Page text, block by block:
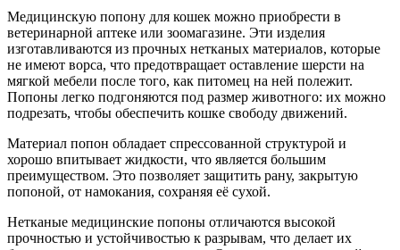
Медицинскую попону для кошек можно приобрести в
ветеринарной аптеке или зоомагазине. Эти изделия
изготавливаются из прочных нетканых материалов, которые
не имеют ворса, что предотвращает оставление шерсти на
мягкой мебели после того, как питомец на ней полежит.
Попоны легко подгоняются под размер животного: их можно
подрезать, чтобы обеспечить кошке свободу движений.
Материал попон обладает спрессованной структурой и
хорошо впитывает жидкости, что является большим
преимуществом. Это позволяет защитить рану, закрытую
попоной, от намокания, сохраняя её сухой.
Нетканые медицинские попоны отличаются высокой
прочностью и устойчивостью к разрывам, что делает их